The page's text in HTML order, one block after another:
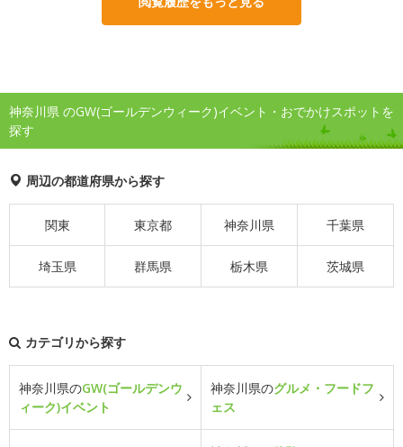
神奈川県 のGW(ゴールデンウィーク)イベント・おでかけスポットを
探す
周辺の都道府県から探す
関東 東京都 神奈川県 千葉県
埼玉県 群馬県 栃木県 茨城県
カテゴリから探す
神奈川県のGW(ゴールデンウ
ィーク)イベント
神奈川県のグルメ・フードフ
ェス